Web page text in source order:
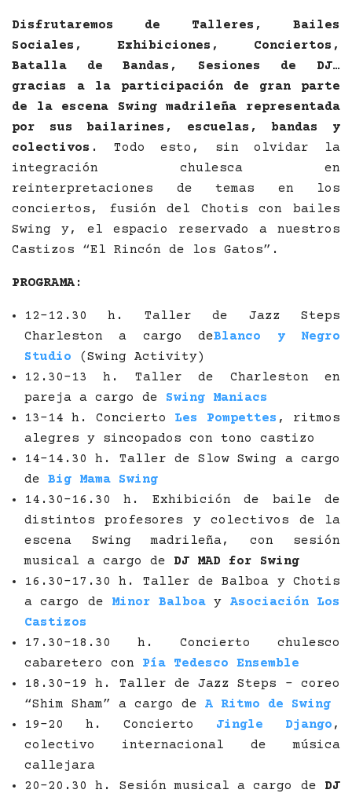
Disfrutaremos de Talleres, Bailes
Sociales, Exhibiciones, Conciertos,
Batalla de Bandas, Sesiones de DJ…
gracias a la participación de gran parte
de la escena Swing madrileña representada
por sus bailarines, escuelas, bandas y
colectivos.
Todo esto, sin olvidar la
integración chulesca en
reinterpretaciones de temas en los
conciertos, fusión del Chotis con bailes
Swing y, el espacio reservado a nuestros
Castizos “El Rincón de los Gatos”.
PROGRAMA:
12-12.30 h. Taller de Jazz Steps
Charleston a cargo deBlanco y Negro
Studio
(Swing Activity)
12.30-13 h. Taller de Charleston en
pareja a cargo de Swing Maniacs
13-14 h. Concierto Les Pompettes , ritmos
alegres y sincopados con tono castizo
14-14.30 h. Taller de Slow Swing a cargo
de Big Mama Swing
14.30-16.30 h. Exhibición de baile de
distintos profesores y colectivos de la
escena Swing madrileña, con sesión
musical a cargo de DJ
MAD for Swing
16.30-17.30 h. Taller de Balboa y Chotis
a cargo de Minor Balboa y Asociación Los
Castizos
17.30-18.30 h. Concierto chulesco
cabaretero con Pía Tedesco Ensemble
18.30-19 h. Taller de Jazz Steps – coreo
“Shim Sham” a cargo de A Ritmo de Swing
19-20 h. Concierto Jingle Django ,
colectivo internacional de música
callejara
20-20.30 h. Sesión musical a cargo de DJ